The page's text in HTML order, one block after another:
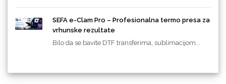
SEFA e-Clam Pro – Profesionalna termo presa za
vrhunske rezultate
Bilo da se bavite DTF transferima, sublimacijom...